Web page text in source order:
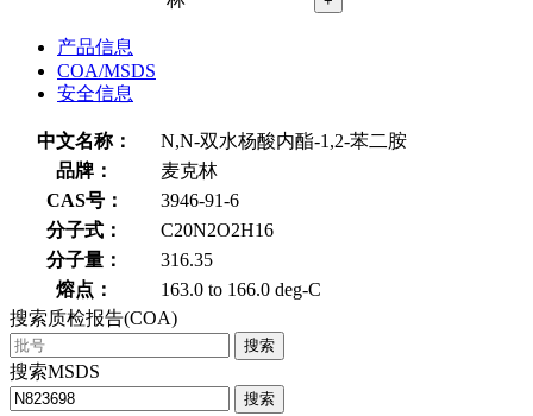
产品信息
COA/MSDS
安全信息
中文名称：
N,N-双水杨酸内酯-1,2-苯二胺
品牌：
麦克林
CAS号：
3946-91-6
分子式：
C20N2O2H16
分子量：
316.35
熔点：
163.0 to 166.0 deg-C
搜索质检报告(COA)
搜索
搜索MSDS
搜索